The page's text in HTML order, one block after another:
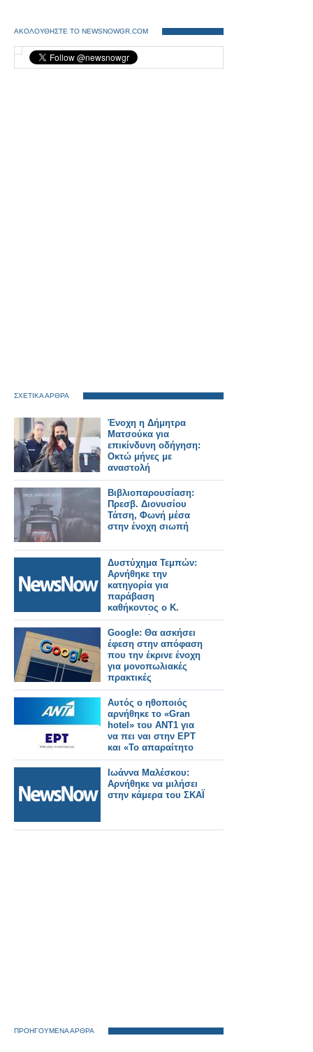
ΑΚΟΛΟΥΘΗΣΤΕ ΤΟ NEWSNOWGR.COM
ΣΧΕΤΙΚΑ ΑΡΘΡΑ
Ένοχη η Δήμητρα
Ματσούκα για
επικίνδυνη οδήγηση:
Οκτώ μήνες με
αναστολή
Βιβλιοπαρουσίαση:
Πρεσβ. Διονυσίου
Τάτση, Φωνή μέσα
στην ένοχη σιωπή
Δυστύχημα Τεμπών:
Αρνήθηκε την
κατηγορία για
παράβαση
καθήκοντος ο Κ.
Αγοραστός –
Έρχονται νέες διώξεις
Google: Θα ασκήσει
έφεση στην απόφαση
που την έκρινε ένοχη
για μονοπωλιακές
πρακτικές
Αυτός ο ηθοποιός
αρνήθηκε το «Gran
hotel» του ΑΝΤ1 για
να πει ναι στην ΕΡΤ
και «Το απαραίτητο
φως»
Ιωάννα Μαλέσκου:
Αρνήθηκε να μιλήσει
στην κάμερα του ΣΚΑΪ
ΠΡΟΗΓΟΥΜΕΝΑ ΑΡΘΡΑ